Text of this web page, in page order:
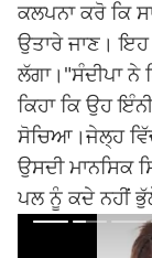
ਕਲਪਨਾ ਕਰੋ ਕਿ
ਉਤਾਰੇ ਜਾਣ।
ਲੱਗਾ।"ਸੰਦੀਪਾ ਨੇ
ਕਿਹਾ ਕਿ ਉਹ
ਸੋਚਿਆ।ਜੇਲ੍ਹ
ਉਸਦੀ ਮਾਨਸਿਕ
ਪਲ ਨੂੰ ਕਦੇ ਨਹੀਂ